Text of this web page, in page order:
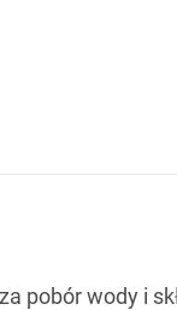
pobór wody i